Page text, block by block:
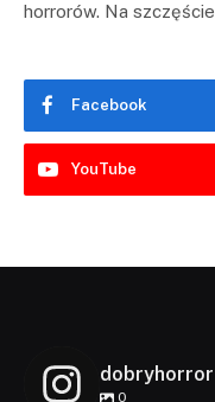
horrorów. Na
Facebook
YouTube
dobryhorror
0